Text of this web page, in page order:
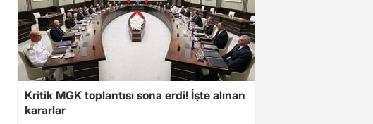
Kritik MGK toplantısı sona erdi! İşte alınan
kararlar